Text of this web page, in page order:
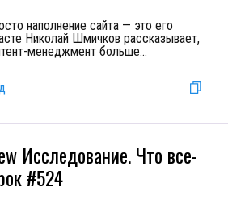
наполнение сайта — это его
Николай Шмичков рассказывает,
менеджмент больше...
Исследование. Что все-
#524